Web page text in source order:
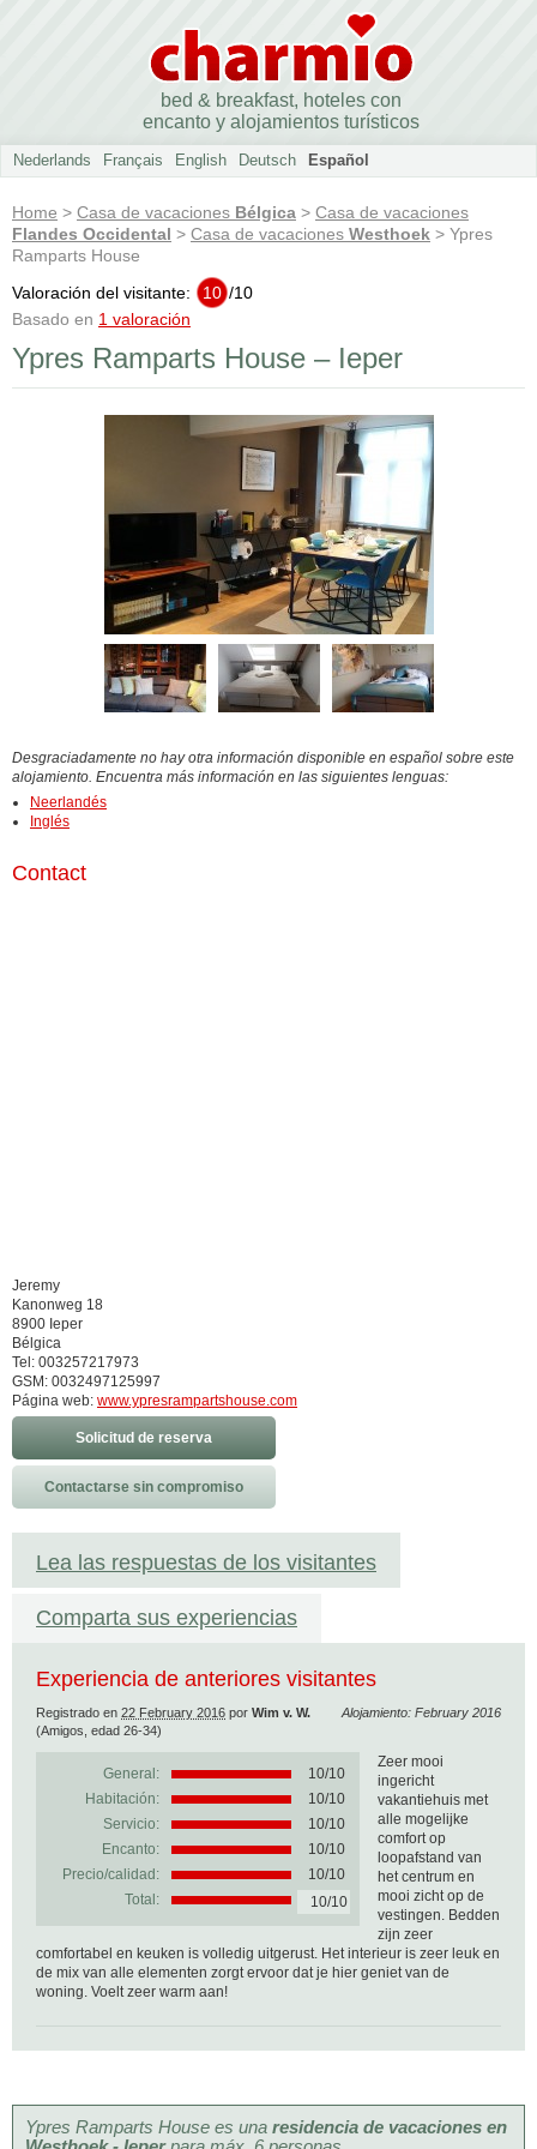
bed & breakfast, hoteles con
encanto y alojamientos turísticos
Nederlands Français English Deutsch Español
Home > Casa de vacaciones Bélgica > Casa de vacaciones
Flandes Occidental > Casa de vacaciones Westhoek > Ypres
Ramparts House
Valoración del visitante:
10 /10
Basado en 1 valoración
Ypres Ramparts House – Ieper
Desgraciadamente no hay otra información disponible en español sobre este
alojamiento. Encuentra más información en las siguientes lenguas:
Neerlandés
Inglés
Contact
Jeremy
Kanonweg 18
8900 Ieper
Bélgica
Tel: 003257217973
GSM: 0032497125997
Página web: www.ypresrampartshouse.com
Solicitud de reserva
Contactarse sin compromiso
Lea las respuestas de los visitantes
Comparta sus experiencias
Experiencia de anteriores visitantes
Alojamiento: February 2016
Registrado en 22 February 2016 por Wim v. W.
(Amigos, edad 26-34)
General: 10/10
Habitación:
10/10
Servicio:
10/10
Encanto:
10/10
Precio/calidad:
10/10
Total:
10/10
Zeer mooi
ingericht
vakantiehuis met
alle mogelijke
comfort op
loopafstand van
het centrum en
mooi zicht op de
vestingen. Bedden
zijn zeer
comfortabel en keuken is volledig uitgerust. Het interieur is zeer leuk en
de mix van alle elementen zorgt ervoor dat je hier geniet van de
woning. Voelt zeer warm aan!
Ypres Ramparts House es una residencia de vacaciones en